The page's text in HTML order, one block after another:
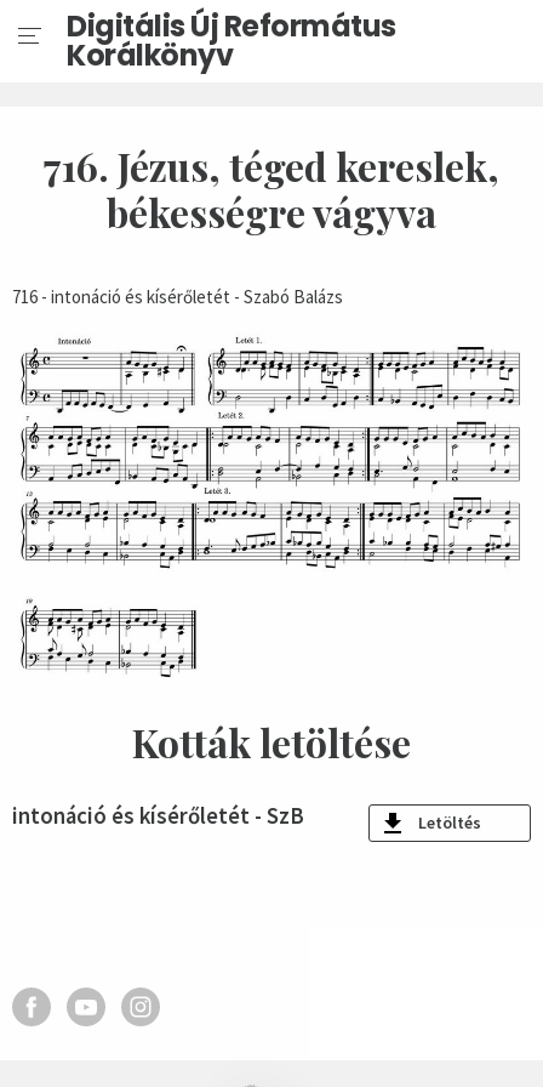
Digitális Új Református
Korálkönyv
716. Jézus, téged kereslek,
békességre vágyva
716 - intonáció és kísérőletét - Szabó Balázs
Kották letöltése
intonáció és kísérőletét - SzB Letöltés